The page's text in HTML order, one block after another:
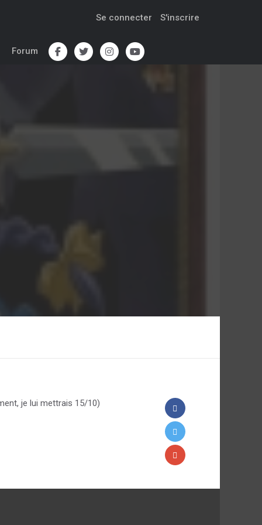
Se connecter S'inscrire
Forum
je lui mettrais 15/10)